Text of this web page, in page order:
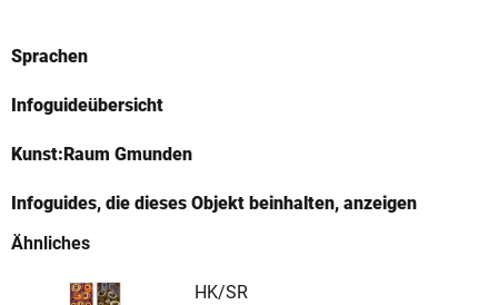
Sprachen
Infoguideübersicht
Kunst:Raum Gmunden
Infoguides, die dieses Objekt beinhalten, anzeigen
Ähnliches
HK/SR